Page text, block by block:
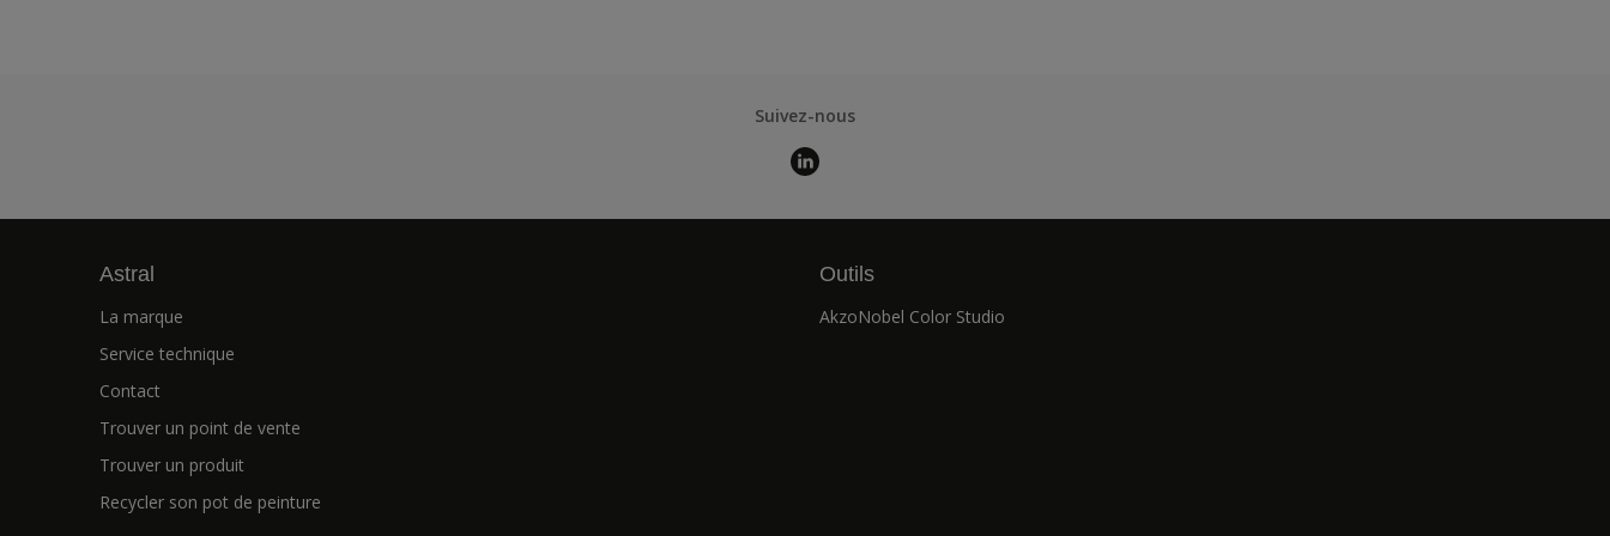
Suivez-nous
Astral
La marque
Service technique
Contact
Trouver un point de vente
Trouver un produit
Recycler son pot de peinture
Outils
AkzoNobel Color Studio